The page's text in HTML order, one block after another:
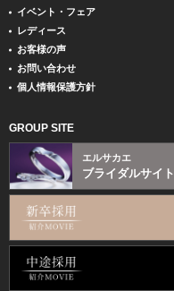
イベント・フェア
レディース
お客様の声
お問い合わせ
個人情報保護方針
GROUP SITE
エルサカエ
ブライダルサイト